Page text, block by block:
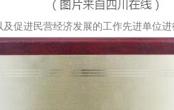
促进民营经济发展的工作先进单位